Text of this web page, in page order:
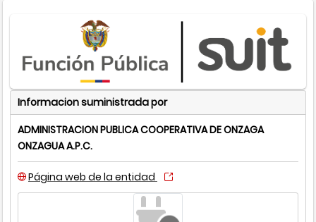
Informacion suministrada por
ADMINISTRACION PUBLICA COOPERATIVA DE ONZAGA
ONZAGUA A.P.C.
Página web de la entidad